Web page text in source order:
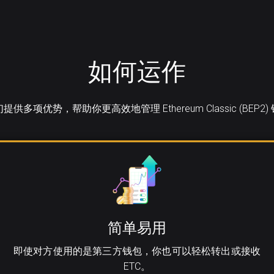
如何运作
提供多项优势，帮助你更高效地管理 Ethereum Classic (BEP2)
简单易用
即使对方使用的是第三方钱包，你也可以轻松转出或接收
ETC。